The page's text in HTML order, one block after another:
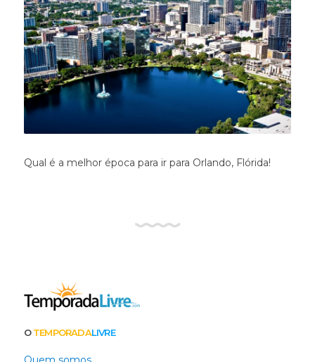
Qual é a melhor época para ir para Orlando, Flórida!
OTEMPORADALIVRE